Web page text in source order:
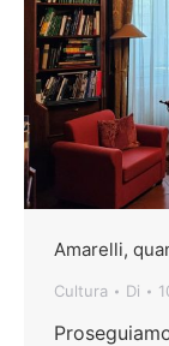
Amarelli,
Cultura Di